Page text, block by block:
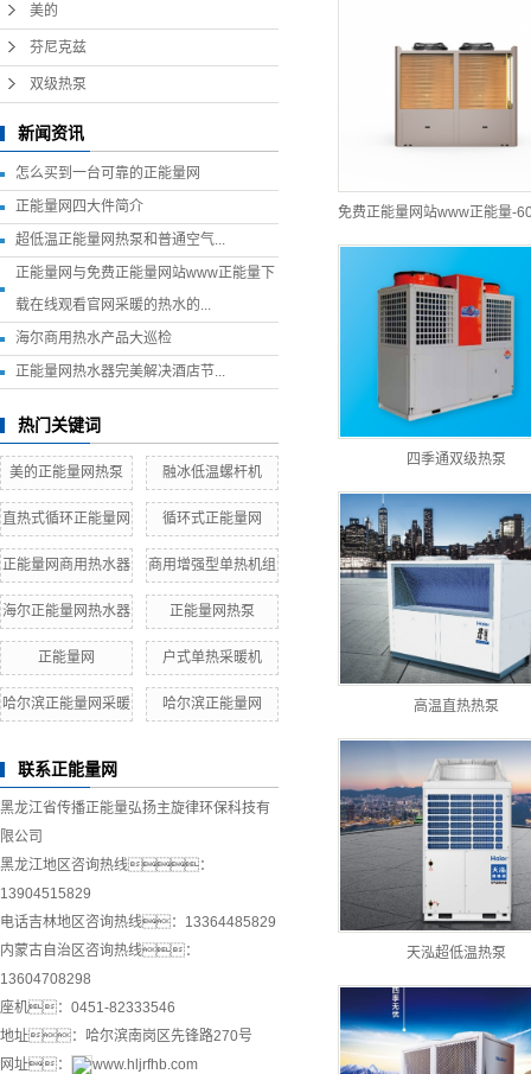
美的
芬尼克兹
双级热泵
新闻资讯
怎么买到一台可靠的正能量网
正能量网四大件简介
超低温正能量网热泵和普通空气...
正能量网与免费正能量网站www正能量下
载在线观看官网采暖的热水的...
海尔商用热水产品大巡检
正能量网热水器完美解决酒店节...
热门关键词
美的正能量网热泵 融冰低温螺杆机
直热式循环正能量网 循环式正能量网
正能量网商用热水器 商用增强型单热机组
海尔正能量网热水器 正能量网热泵
正能量网 户式单热采暖机
哈尔滨正能量网采暖 哈尔滨正能量网
联系正能量网
黑龙江省传播正能量弘扬主旋律环保科技有
限公司
黑龙江地区咨询热线：
13904515829
电话吉林地区咨询热线：13364485829
内蒙古自治区咨询热线：
13604708298
座机：0451-82333546
地址：哈尔滨南岗区先锋路270号
网址：
www.hljrfhb.com
免费正能量网站www正能量-
四季通双级热泵
高温直热热泵
天泓超低温热泵